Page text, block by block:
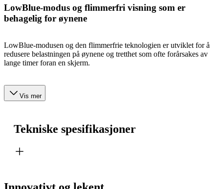
LowBlue-modus og flimmerfri visning som er
behagelig for øynene
LowBlue-modusen og den flimmerfrie teknologien er utviklet for å
redusere belastningen på øynene og tretthet som ofte forårsakes av
lange timer foran en skjerm.
Vis mer
Tekniske spesifikasjoner